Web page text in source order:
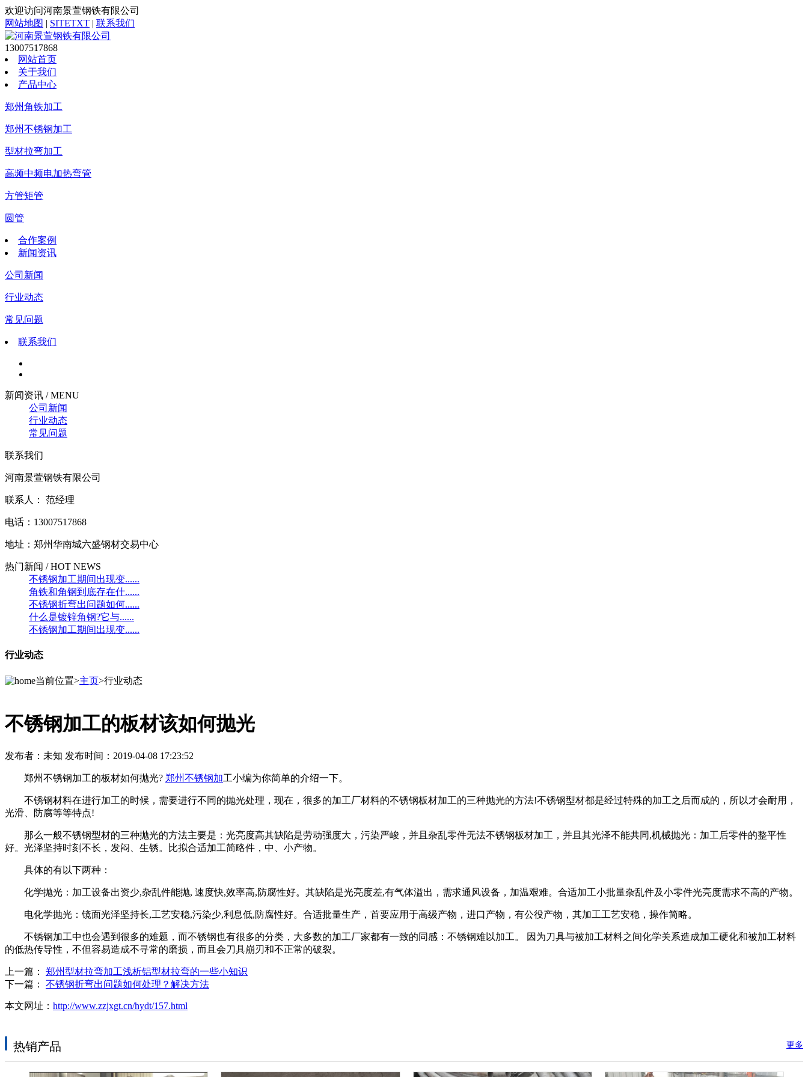
欢迎访问河南景萱钢铁有限公司
网站地图 | SITETXT | 联系我们
13007517868
网站首页
关于我们
产品中心
郑州角铁加工
郑州不锈钢加工
型材拉弯加工
高频中频电加热弯管
方管矩管
圆管
合作案例
新闻资讯
公司新闻
行业动态
常见问题
联系我们
新闻资讯 / MENU
公司新闻
行业动态
常见问题
联系我们
河南景萱钢铁有限公司
联系人： 范经理
电话：13007517868
地址：郑州华南城六盛钢材交易中心
热门新闻 / HOT NEWS
不锈钢加工期间出现变......
角铁和角钢到底存在什......
不锈钢折弯出问题如何......
什么是镀锌角钢?它与......
不锈钢加工期间出现变......
行业动态
当前位置>主页>行业动态
不锈钢​加工的板材该如何抛光
发布者：未知 发布时间：2019-04-08 17:23:52
郑州不锈钢加工的板材如何抛光? 郑州不锈钢加工小编为你简单的介绍一下。
不锈钢材料在进行加工的时候，需要进行不同的抛光处理，现在，很多的加工厂材料的不锈钢板材加工的三种抛光的方法!不锈钢型材都是经过特殊的加工之后而成的，所以才会耐用，
光滑、防腐等等特点!
那么一般不锈钢型材的三种抛光的方法主要是：光亮度高其缺陷是劳动强度大，污染严峻，并且杂乱零件无法不锈钢板材加工，并且其光泽不能共同,机械抛光：加工后零件的整平性
好。光泽坚持时刻不长，发闷、生锈。比拟合适加工简略件，中、小产物。
具体的有以下两种：
化学抛光：加工设备出资少,杂乱件能抛, 速度快,效率高,防腐性好。其缺陷是光亮度差,有气体溢出，需求通风设备，加温艰难。合适加工小批量杂乱件及小零件光亮度需求不高的产物。
电化学抛光：镜面光泽坚持长,工艺安稳,污染少,利息低,防腐性好。合适批量生产，首要应用于高级产物，进口产物，有公役产物，其加工工艺安稳，操作简略。
不锈钢加工中也会遇到很多的难题，而不锈钢也有很多的分类，大多数的加工厂家都有一致的同感：不锈钢难以加工。 因为刀具与被加工材料之间化学关系造成加工硬化和被加工材料
的低热传导性，不但容易造成不寻常的磨损，而且会刀具崩刃和不正常的破裂。
上一篇： 郑州型材拉弯加工浅析铝型材拉弯的一些小知识
下一篇： 不锈钢折弯出问题如何处理？解决方法
本文网址： http://www.zzjxgt.cn/hydt/157.html
更多
热销产品